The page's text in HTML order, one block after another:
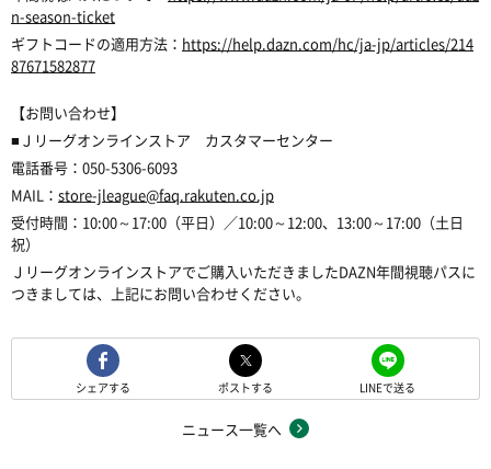
n-season-ticket
ギフトコードの適用方法： https://help.dazn.com/hc/ja-jp/articles/214
87671582877
【お問い合わせ】
■Ｊリーグオンラインストア カスタマーセンター
電話番号：050-5306-6093
MAIL： store-jleague@faq.rakuten.co.jp
受付時間：10:00～17:00（平日）／10:00～12:00、13:00～17:00（土日
祝）
Ｊリーグオンラインストアでご購入いただきましたDAZN年間視聴パスに
つきましては、上記にお問い合わせください。
シェアする ポストする LINEで送る
ニュース一覧へ